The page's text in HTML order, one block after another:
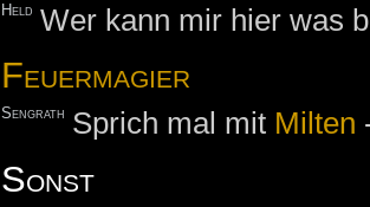
Held Wer kann mir hier was
Feuermagier
Sengrath Sprich mal mit Milten
Sonst